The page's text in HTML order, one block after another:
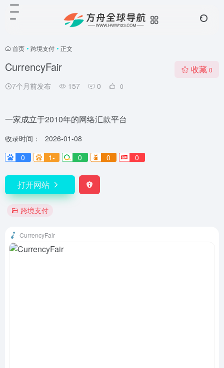
首页 • 跨境支付 • 正文
CurrencyFair
7个月前发布 157 0 0
收藏 0
一家成立于2010年的网络汇款平台
收录时间：
2026-01-08
0
1- 0 0 0
打开网站
跨境支付
CurrencyFair